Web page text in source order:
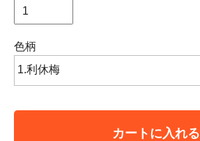
色柄
カートに入れる